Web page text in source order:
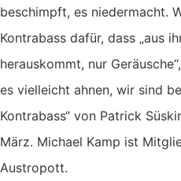
beschimpft, es niedermacht.
Kontrabass dafür, dass „aus
herauskommt, nur
es vielleicht ahnen, wir sind
Kontrabass“ von Patrick
März. Michael Kamp ist
Austropott.